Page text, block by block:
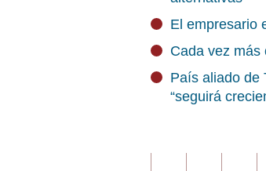
El empresario
Cada vez más
País aliado de
“seguirá